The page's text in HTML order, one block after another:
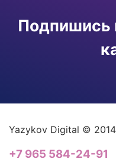
Подпишись
Yazykov Digital ©
+7 965 584-24-91